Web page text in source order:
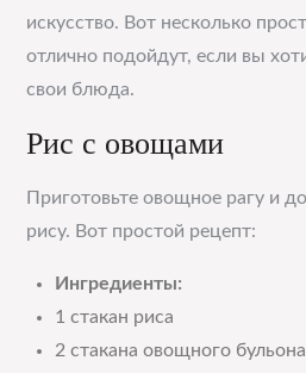
искусство. Вот несколько
отлично подойдут, если вы
свои блюда.
Рис с овощами
Приготовьте овощное рагу и
рису. Вот простой рецепт:
Ингредиенты:
1 стакан риса
2 стакана овощного бульона